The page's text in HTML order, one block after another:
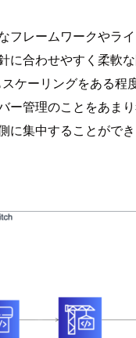
フレームワークやラ
に合わせやすく柔軟な
ケーリングをある程
ー管理のことをあまり
に集中することができ